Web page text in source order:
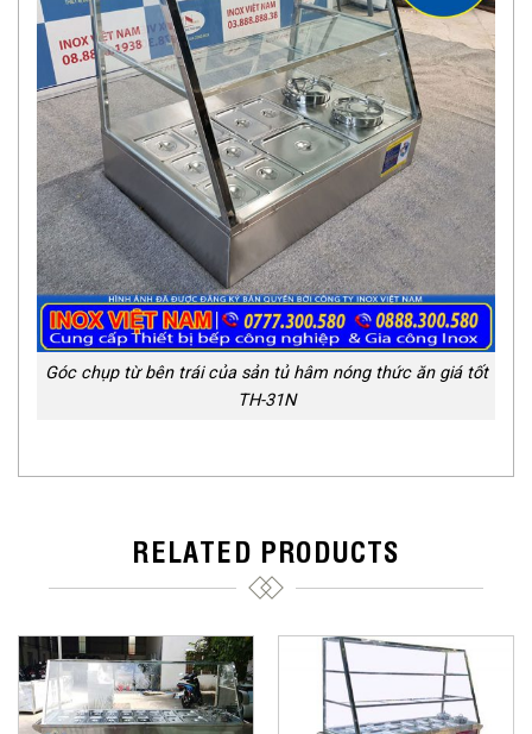
Góc chụp từ bên trái của sản tủ hâm nóng thức ăn giá tốt
TH-31N
RELATED PRODUCTS